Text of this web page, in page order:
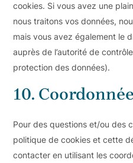
cookies. Si vous avez une
nous traitons vos données,
mais vous avez également le
auprès de l’autorité de
protection des données).
10.
Pour des questions et/ou des
politique de cookies et cette
contacter en utilisant les